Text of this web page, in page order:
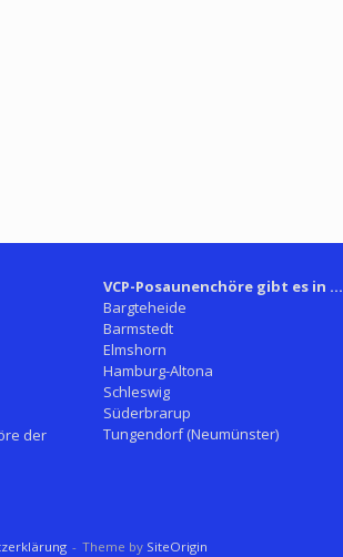
der
VCP-Posaunenchöre gibt es in ...
Bargteheide
Barmstedt
Elmshorn
Hamburg-Altona
Schleswig
Süderbrarup
Tungendorf (Neumünster)
Theme by SiteOrigin